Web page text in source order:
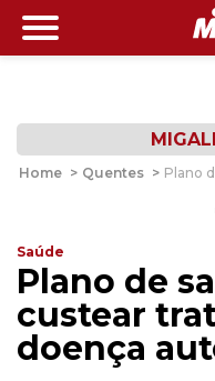
Home > Quentes > Plano
Saúde
Plano de
custear
doença